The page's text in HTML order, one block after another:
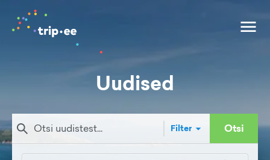
Uudised
Filter Otsi